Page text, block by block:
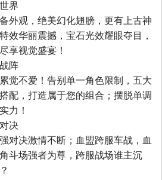
界
外观，绝美幻化翅膀，更有上古神
效华丽震撼，宝石光效耀眼夺目，
享视觉盛宴！
阵
觉不爱！告别单一角色限制，五大
配，打造属于您的组合；摆脱单调
力！
决
对决激情不断；血盟跨服车战，血
斗场强者为尊，跨服战场谁主沉